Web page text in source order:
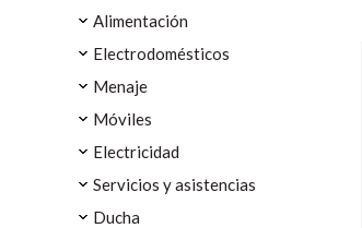
Alimentación
Electrodomésticos
Menaje
Móviles
Electricidad
Servicios y asistencias
Ducha